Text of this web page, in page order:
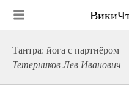
Тантра: йога с партнёром
Тетерников Лев Иванович